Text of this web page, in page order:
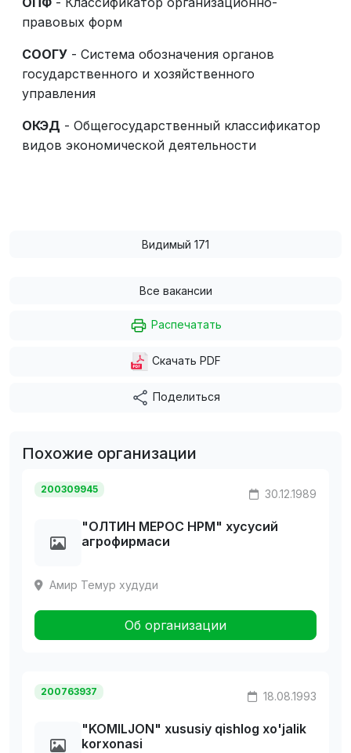
правовых форм
СООГУ - Система обозначения органов
государственного и хозяйственного
управления
ОКЭД - Общегосударственный классификатор
видов экономической деятельности
Видимый 171
Все вакансии
Распечатать
Скачать PDF
Поделиться
Похожие организации
200309945 30.12.1989
"ОЛТИH МЕРОС HРМ" хусусий
агрофирмаси
Амир Темур худуди
Об организации
200763937 18.08.1993
"KOMILJON" xususiy qishlog xo'jalik
korxonasi